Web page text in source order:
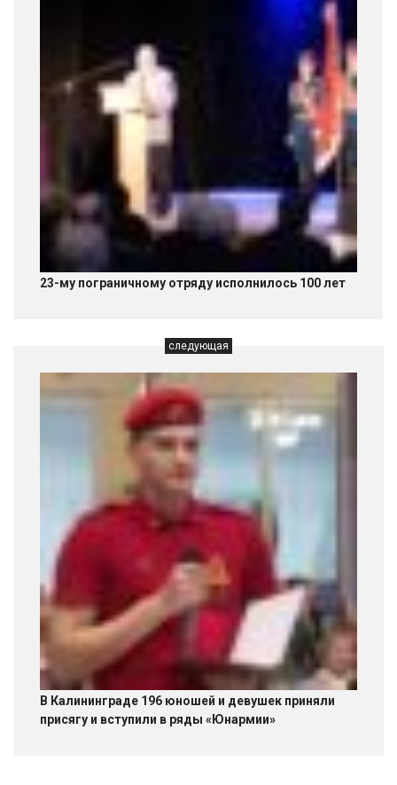
23-му пограничному отряду исполнилось 100 лет
следующая
В Калининграде 196 юношей и девушек приняли
присягу и вступили в ряды «Юнармии»